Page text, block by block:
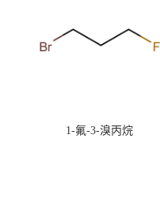
1-氟-3-溴丙烷